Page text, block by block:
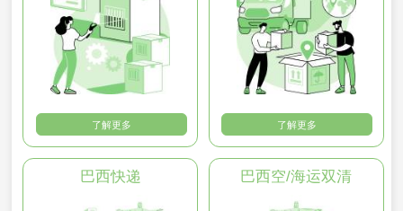
了解更多 了解更多
巴西快递 巴西空/海运双清